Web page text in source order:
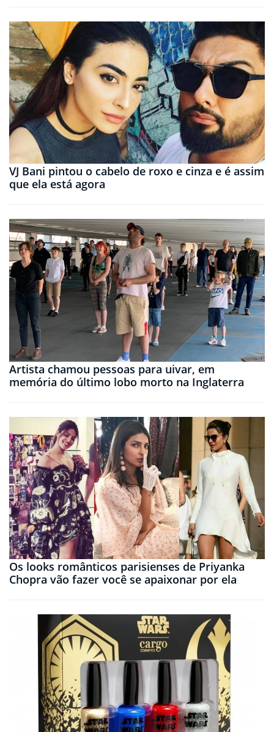
VJ Bani pintou o cabelo de roxo e cinza e é assim
que ela está agora
Artista chamou pessoas para uivar, em
memória do último lobo morto na Inglaterra
Os looks românticos parisienses de Priyanka
Chopra vão fazer você se apaixonar por ela